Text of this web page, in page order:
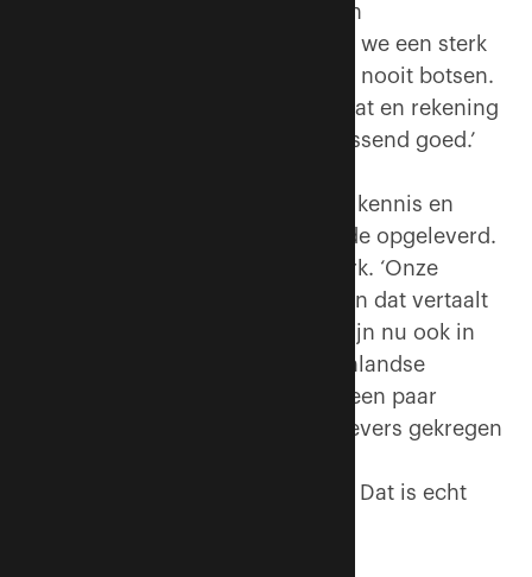
objecten, projectmanagement en
brandveiligheid. ‘Samen vormen we een sterk
team. Dat wil niet zeggen dat we nooit botsen.
Maar als je elkaar in je waarde laat en rekening
met elkaar houdt, gaat het verrassend goed.’
Het bundelen van hun krachten, kennis en
netwerken heeft echt meerwaarde opgeleverd.
Ausems is inmiddels 10 man sterk. ‘Onze
slagkracht is flink toegenomen en dat vertaalt
zich ook in de opdrachten. We zijn nu ook in
beeld bij grote partijen en buitenlandse
investeerders. Zo hebben we al een paar
mooie internationale opdrachtgevers gekregen
kantoorgebouwen op de Zuidas. Dat is echt